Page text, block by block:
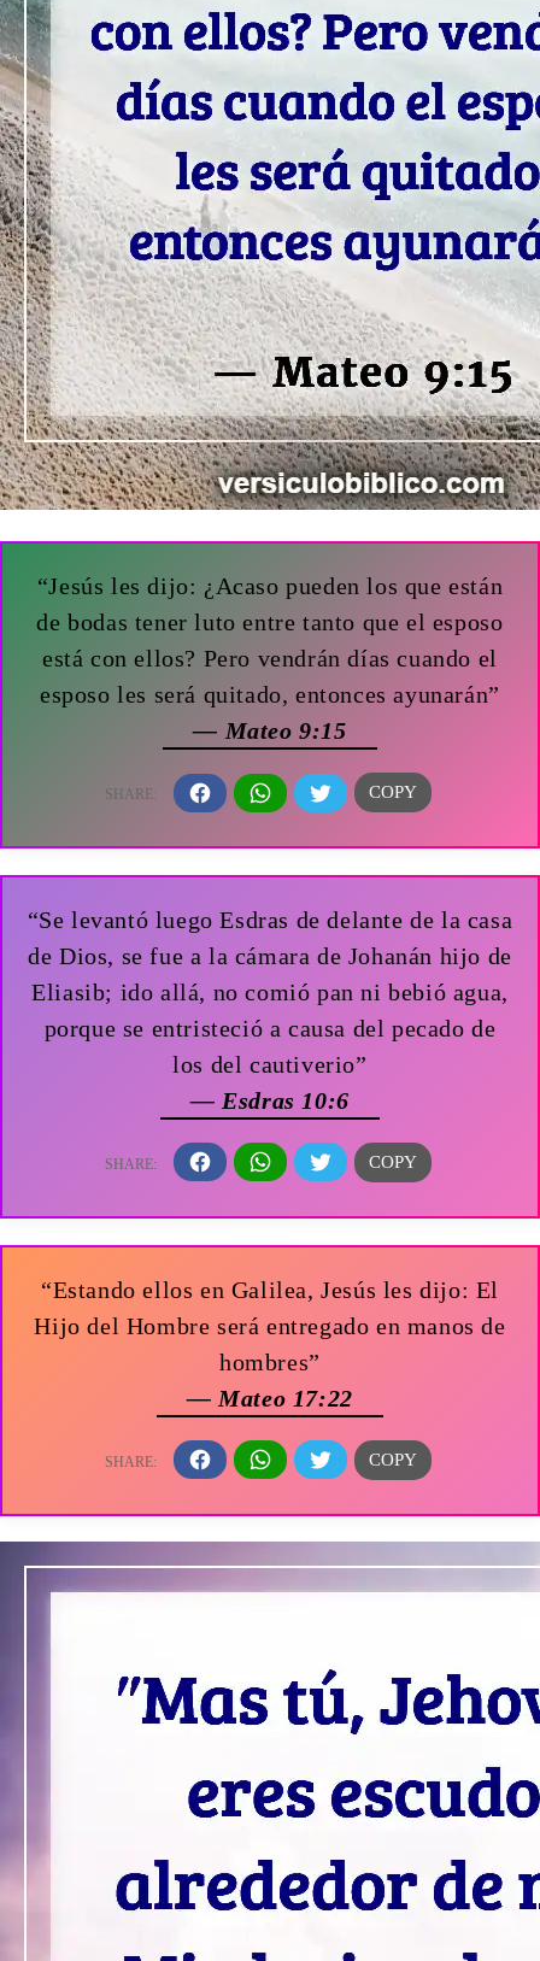
“Jesús les dijo: ¿Acaso pueden los que están
de bodas tener luto entre tanto que el esposo
está con ellos? Pero vendrán días cuando el
esposo les será quitado, entonces ayunarán”
— Mateo 9:15
“Se levantó luego Esdras de delante de la casa
de Dios, se fue a la cámara de Johanán hijo de
Eliasib; ido allá, no comió pan ni bebió agua,
porque se entristeció a causa del pecado de
los del cautiverio”
— Esdras 10:6
“Estando ellos en Galilea, Jesús les dijo: El
Hijo del Hombre será entregado en manos de
hombres”
— Mateo 17:22